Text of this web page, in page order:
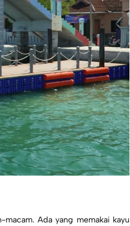
Ada yang memakai kayu